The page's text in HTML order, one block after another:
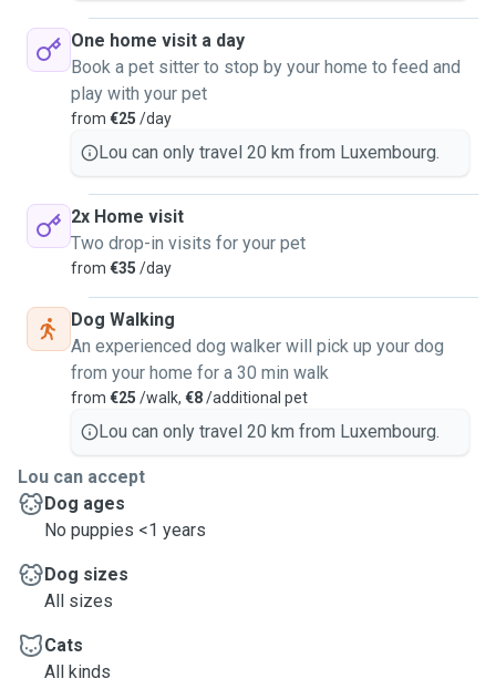
One home visit a day
Book a pet sitter to stop by your home to feed and
play with your pet
from €25 /day
Lou can only travel 20 km from Luxembourg.
2x Home visit
Two drop-in visits for your pet
from €35 /day
Dog Walking
An experienced dog walker will pick up your dog
from your home for a 30 min walk
from €25 /walk, €8/additional pet
Lou can only travel 20 km from Luxembourg.
Lou can accept
Dog ages
No puppies <1 years
Dog sizes
All sizes
Cats
All kinds